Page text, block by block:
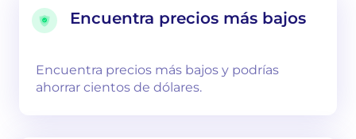
Encuentra precios más bajos
Encuentra precios más bajos y podrías
ahorrar cientos de dólares.